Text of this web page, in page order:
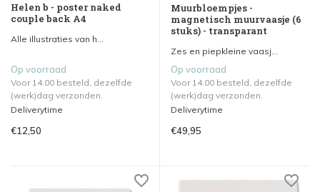
Helen b - poster naked
couple back A4
Alle illustraties van h...
Op voorraad
Voor 14.00 besteld, dezelfde
(werk)dag verzonden.
Deliverytime
€12,50
Muurbloempjes -
magnetisch muurvaasje (6
stuks) - transparant
Zes en piepkleine vaasj...
Op voorraad
Voor 14.00 besteld, dezelfde
(werk)dag verzonden.
Deliverytime
€49,95